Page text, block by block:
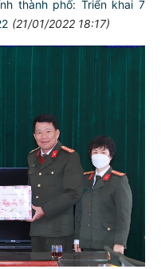
thành phố: Triển khai 7
(21/01/2022 18:17)